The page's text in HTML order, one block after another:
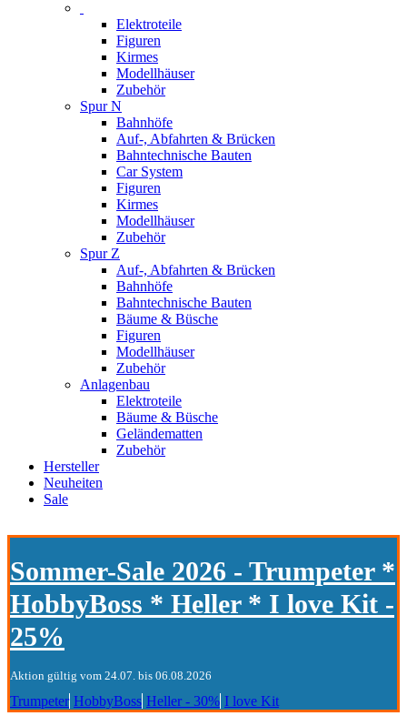
Elektroteile
Figuren
Kirmes
Modellhäuser
Zubehör
Spur N
Bahnhöfe
Auf-, Abfahrten & Brücken
Bahntechnische Bauten
Car System
Figuren
Kirmes
Modellhäuser
Zubehör
Spur Z
Auf-, Abfahrten & Brücken
Bahnhöfe
Bahntechnische Bauten
Bäume & Büsche
Figuren
Modellhäuser
Zubehör
Anlagenbau
Elektroteile
Bäume & Büsche
Geländematten
Zubehör
Hersteller
Neuheiten
Sale
Sommer-Sale 2026 - Trumpeter *
HobbyBoss * Heller * I love Kit -
25%
Aktion gültig vom 24.07. bis 06.08.2026
Trumpeter HobbyBoss Heller - 30% I love Kit